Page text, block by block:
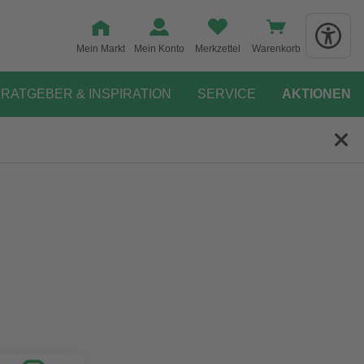
Mein Markt Mein Konto Merkzettel Warenkorb
RATGEBER & INSPIRATION SERVICE AKTIONEN